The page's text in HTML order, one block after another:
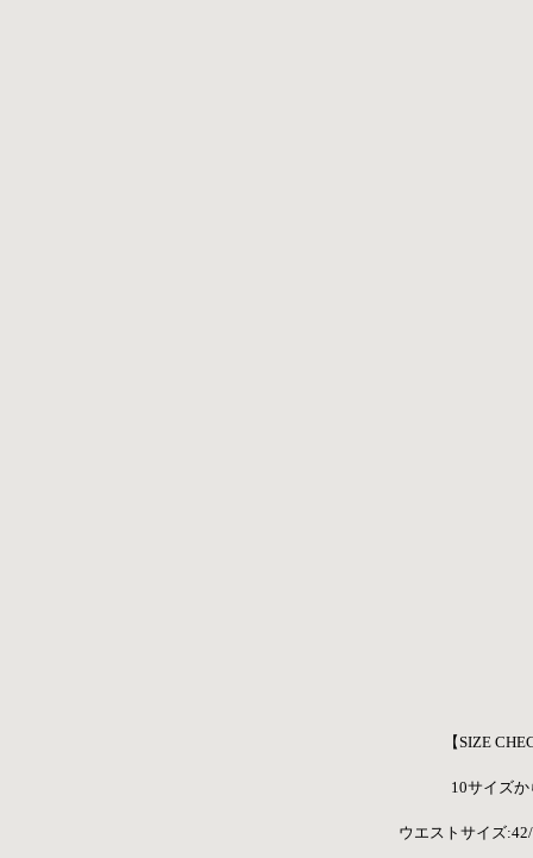
【SIZE
10サイズ
ウエストサイズ